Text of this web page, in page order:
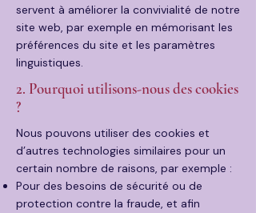
servent à améliorer la convivialité de notre
site web, par exemple en mémorisant les
préférences du site et les paramètres
linguistiques.
2. Pourquoi utilisons-nous des cookies
?
Nous pouvons utiliser des cookies et
d’autres technologies similaires pour un
certain nombre de raisons, par exemple :
Pour des besoins de sécurité ou de
protection contre la fraude, et afin